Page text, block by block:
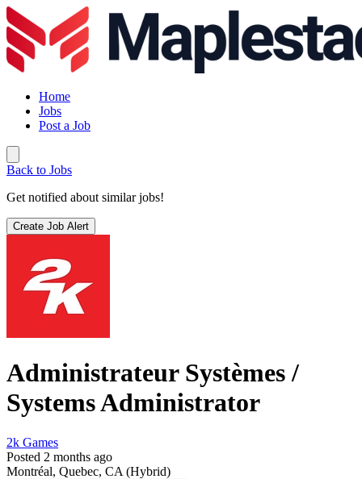
Home
Jobs
Post a Job
Back to Jobs
Get notified about similar jobs!
Create Job Alert
Administrateur Systèmes /
Systems Administrator
2k Games
Posted 2 months ago
Montréal, Quebec, CA (Hybrid)